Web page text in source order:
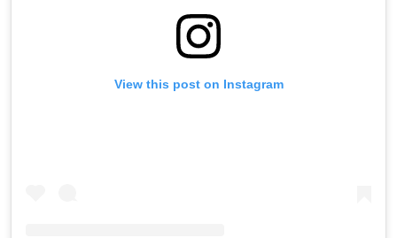
View this post on Instagram